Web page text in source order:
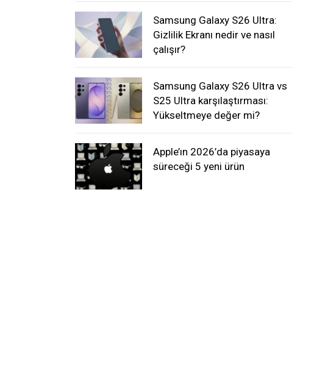
Samsung Galaxy S26 Ultra:
Gizlilik Ekranı nedir ve nasıl
çalışır?
Samsung Galaxy S26 Ultra vs
S25 Ultra karşılaştırması:
Yükseltmeye değer mi?
Apple’ın 2026’da piyasaya
süreceği 5 yeni ürün